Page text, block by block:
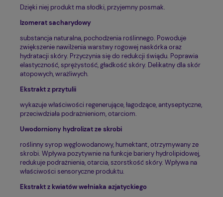
Dzięki niej produkt ma słodki, przyjemny posmak.
Izomerat sacharydowy
substancja naturalna, pochodzenia roślinnego. Powoduje
zwiększenie nawilżenia warstwy rogowej naskórka oraz
hydratacji skóry. Przyczynia się do redukcji świądu. Poprawia
elastyczność, sprężystość, gładkość skóry. Delikatny dla skór
atopowych, wrażliwych.
Ekstrakt z przytulii
wykazuje właściwości regenerujące, łagodzące, antyseptyczne,
przeciwdziała podrażnieniom, otarciom.
Uwodorniony hydrolizat ze skrobi
roślinny syrop węglowodanowy, humektant, otrzymywany ze
skrobi. Wpływa pozytywnie na funkcje bariery hydrolipidowej,
redukuje podrażnienia, otarcia, szorstkość skóry. Wpływa na
właściwości sensoryczne produktu.
Ekstrakt z kwiatów wełniaka azjatyckiego